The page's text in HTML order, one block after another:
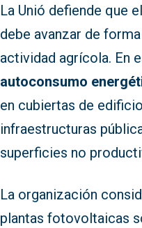
La Unió defiende que
debe avanzar de
actividad agrícola. En
autoconsumo
en cubiertas de
infraestructuras
superficies no
La organización
plantas fotovoltaicas